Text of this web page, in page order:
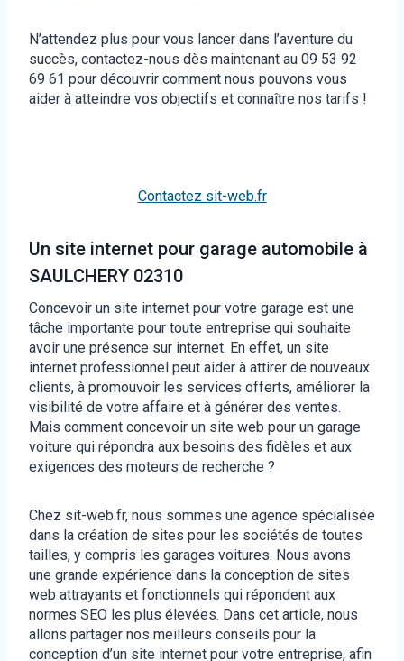
N’attendez plus pour vous lancer dans l’aventure du
succès, contactez-nous dès maintenant au 09 53 92
69 61 pour découvrir comment nous pouvons vous
aider à atteindre vos objectifs et connaître nos tarifs !
Contactez sit-web.fr
Un site internet pour garage automobile à
SAULCHERY 02310
Concevoir un site internet pour votre garage est une
tâche importante pour toute entreprise qui souhaite
avoir une présence sur internet. En effet, un site
internet professionnel peut aider à attirer de nouveaux
clients, à promouvoir les services offerts, améliorer la
visibilité de votre affaire et à générer des ventes.
Mais comment concevoir un site web pour un garage
voiture qui répondra aux besoins des fidèles et aux
exigences des moteurs de recherche ?
Chez sit-web.fr, nous sommes une agence spécialisée
dans la création de sites pour les sociétés de toutes
tailles, y compris les garages voitures. Nous avons
une grande expérience dans la conception de sites
web attrayants et fonctionnels qui répondent aux
normes SEO les plus élevées. Dans cet article, nous
allons partager nos meilleurs conseils pour la
conception d’un site internet pour votre entreprise, afin